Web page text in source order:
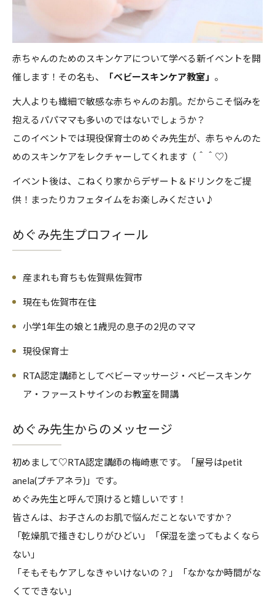
赤ちゃんのためのスキンケアについて学べる新イベントを開
催します！その名も、
「ベビースキンケア教室」 。
大人よりも繊細で敏感な赤ちゃんのお肌。だからこそ悩みを
抱えるパパママも多いのではないでしょうか？
このイベントでは現役保育士のめぐみ先生が、赤ちゃんのた
めのスキンケアをレクチャーしてくれます（＾＾♡）
イベント後は、こねくり家からデザート＆ドリンクをご提
供！まったりカフェタイムをお楽しみください♪
めぐみ先生プロフィール
産まれも育ちも佐賀県佐賀市
現在も佐賀市在住
小学1年生の娘と1歳児の息子の2児のママ
現役保育士
RTA認定講師としてベビーマッサージ・ベビースキンケ
ア・ファーストサインのお教室を開講
めぐみ先生からのメッセージ
初めまして♡RTA認定講師の梅崎恵です。「屋号はpetit
anela(プチアネラ)」です。
めぐみ先生と呼んで頂けると嬉しいです！
皆さんは、お子さんのお肌で悩んだことないですか？
「乾燥肌で掻きむしりがひどい」「保湿を塗ってもよくなら
ない」
「そもそもケアしなきゃいけないの？」「なかなか時間がな
くてできない」